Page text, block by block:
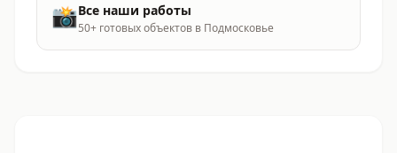
📸Все наши работы
50+ готовых объектов в Подмосковье